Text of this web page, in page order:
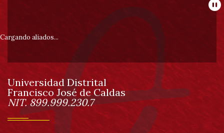
40
Ingeniería)
SNIES
920
Norma
Interna
de
Información
pie
de
página
Cargando aliados...
Información
Universidad Distrital
Francisco José de Caldas
NIT. 899.999.230.7